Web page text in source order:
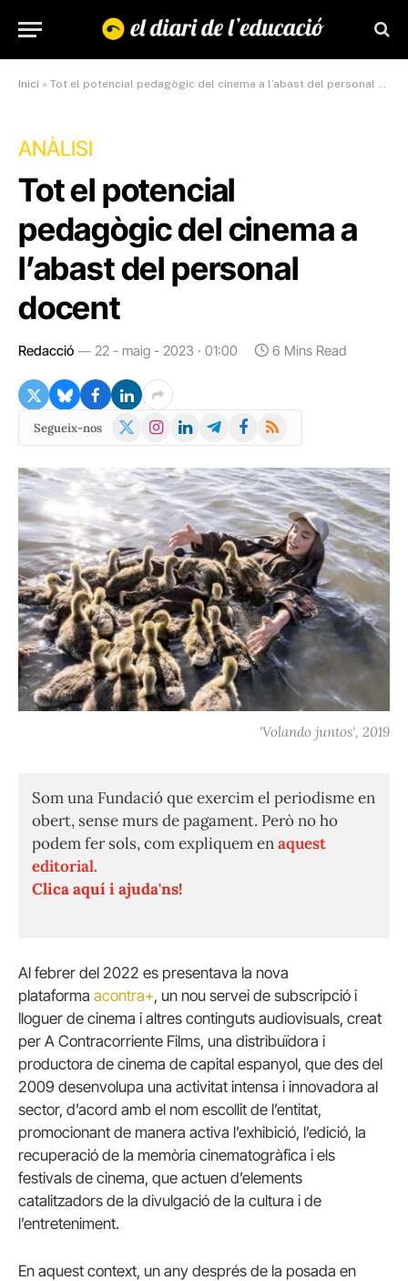
Inici » Tot el potencial pedagògic del cinema a l’abast del personal docent
ANÀLISI
Tot el potencial
pedagògic del cinema a
l’abast del personal
docent
Redacció 22 - maig - 2023 · 01:00 6 Mins Read
Segueix-nos
X
Instagram
LinkedInTelegramFacebook
RSS
'Volando juntos', 2019
Som una Fundació que exercim el periodisme en
obert, sense murs de pagament. Però no ho
podem fer sols, com expliquem enaquest
editorial.
Clica aquí i ajuda'ns!
Al febrer del 2022 es presentava la nova
plataforma acontra+, un nou servei de subscripció i
lloguer de cinema i altres continguts audiovisuals, creat
per A Contracorriente Films, una distribuïdora i
productora de cinema de capital espanyol, que des del
2009 desenvolupa una activitat intensa i innovadora al
sector, d’acord amb el nom escollit de l’entitat,
promocionant de manera activa l’exhibició, l’edició, la
recuperació de la memòria cinematogràfica i els
festivals de cinema, que actuen d’elements
catalitzadors de la divulgació de la cultura i de
l’entreteniment.
En aquest context, un any després de la posada en